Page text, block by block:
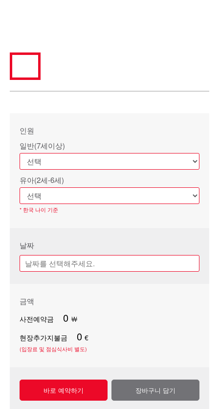
인원
일반(7세이상)
유아(2세-6세)
* 한국 나이 기준
날짜
금액
사전예약금 0 ￦
현장추가지불금
0 €
(입장료 및 점심식사비 별도)